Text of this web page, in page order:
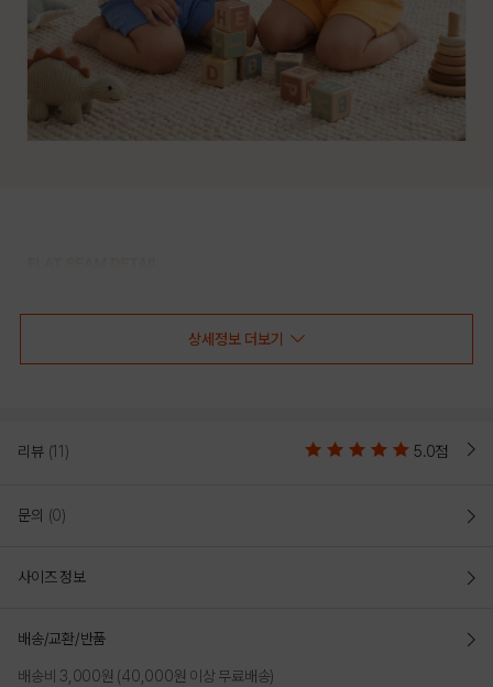
상세정보 더보기
리뷰 (11) 5.0점
문의 (0)
사이즈 정보
배송/교환/반품
배송비 3,000원 (40,000원 이상 무료배송)